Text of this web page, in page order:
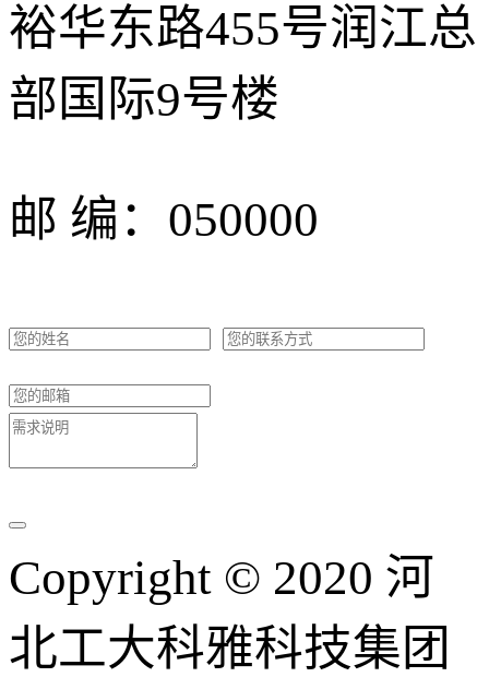
裕华东路455号润江总
部国际9号楼
邮 编：050000
Copyright © 2020 河
北工大科雅科技集团